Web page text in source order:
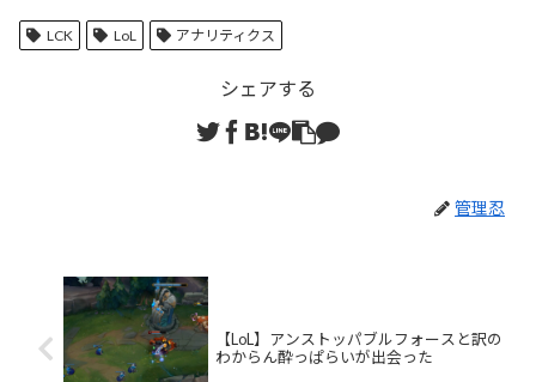
LCK LoL アナリティクス
シェアする
管理忍
【LoL】アンストッパブルフォースと訳の
わからん酔っぱらいが出会った